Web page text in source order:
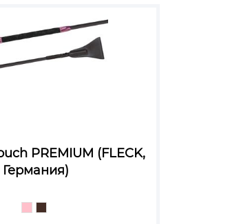
PREMIUM (FLECK,
Германия)